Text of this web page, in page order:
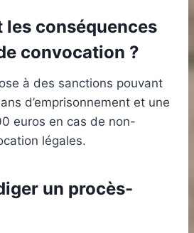
les conséquences
convocation ?
à des sanctions pouvant
d’emprisonnement et une
euros en cas de non-
légales.
un procès-